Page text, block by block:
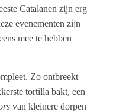
Catalanen zijn erg
evenementen zijn
mee te hebben
Zo ontbreekt
tortilla bakt, een
van kleinere dorpen